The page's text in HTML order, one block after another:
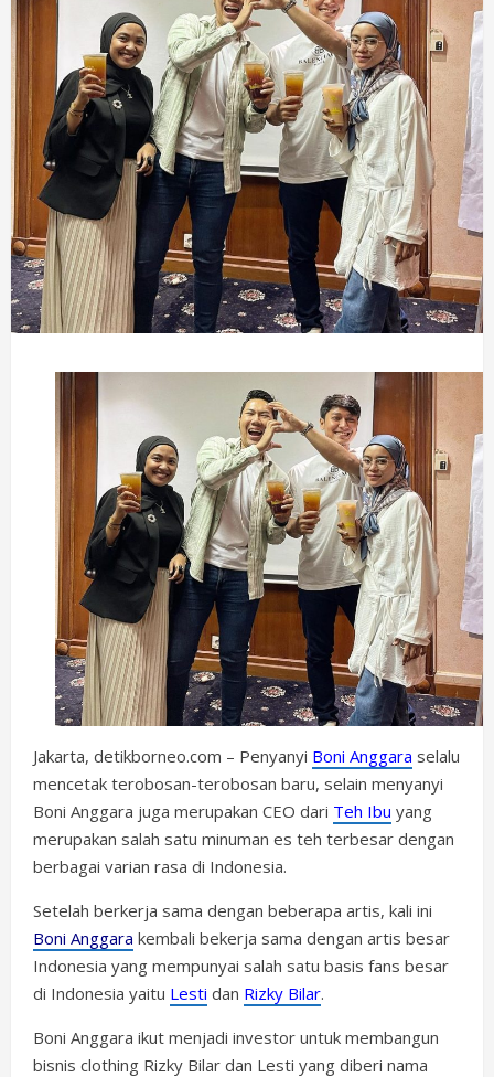
Jakarta, detikborneo.com – Penyanyi Boni Anggara selalu
mencetak terobosan-terobosan baru, selain menyanyi
Boni Anggara juga merupakan CEO dari Teh Ibu yang
merupakan salah satu minuman es teh terbesar dengan
berbagai varian rasa di Indonesia.
Setelah berkerja sama dengan beberapa artis, kali ini
Boni Anggara kembali bekerja sama dengan artis besar
Indonesia yang mempunyai salah satu basis fans besar
di Indonesia yaitu Lesti dan Rizky Bilar.
Boni Anggara ikut menjadi investor untuk membangun
bisnis clothing Rizky Bilar dan Lesti yang diberi nama